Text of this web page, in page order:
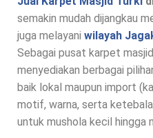
semakin mudah dijangkau
juga melayani wilayah
Sebagai pusat karpet
menyediakan berbagai
baik lokal maupun import
motif, warna, serta
untuk mushola kecil hingga